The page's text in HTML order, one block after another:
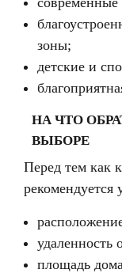
зоны;
детские и
НА ЧТО
ВЫБОРЕ
Перед тем как
рекомендуется
удаленность
площадь